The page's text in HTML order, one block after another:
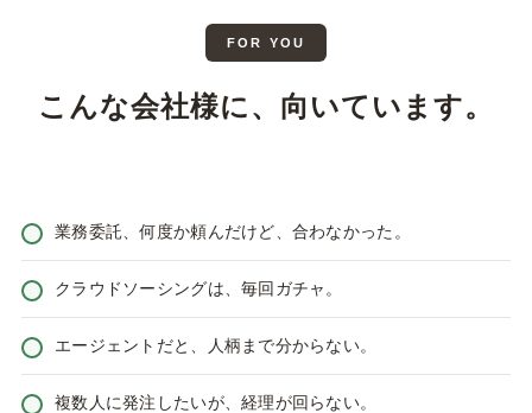
FOR YOU
こんな会社様に、向いています。
業務委託、何度か頼んだけど、合わなかった。
クラウドソーシングは、毎回ガチャ。
エージェントだと、人柄まで分からない。
複数人に発注したいが、経理が回らない。